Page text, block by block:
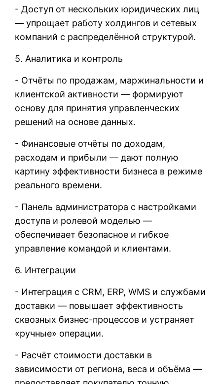
- Доступ от нескольких юридических лиц
— упрощает работу холдингов и сетевых
компаний с распределённой структурой.
5. Аналитика и контроль
- Отчёты по продажам, маржинальности и
клиентской активности — формируют
основу для принятия управленческих
решений на основе данных.
- Финансовые отчёты по доходам,
расходам и прибыли — дают полную
картину эффективности бизнеса в режиме
реального времени.
- Панель администратора с настройками
доступа и ролевой моделью —
обеспечивает безопасное и гибкое
управление командой и клиентами.
6. Интеграции
- Интеграция с CRM, ERP, WMS и службами
доставки — повышает эффективность
сквозных бизнес-процессов и устраняет
«ручные» операции.
- Расчёт стоимости доставки в
зависимости от региона, веса и объёма —